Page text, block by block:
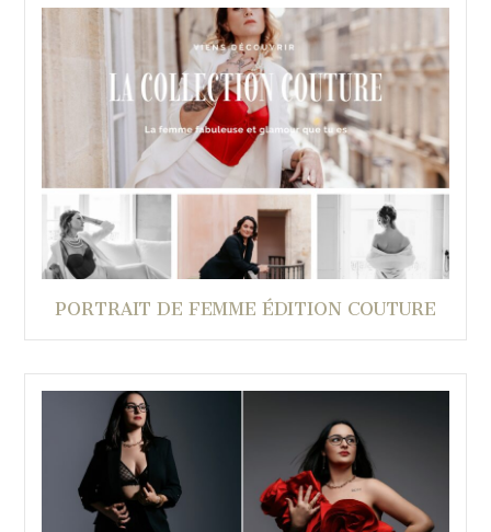
PORTRAIT DE FEMME ÉDITION COUTURE